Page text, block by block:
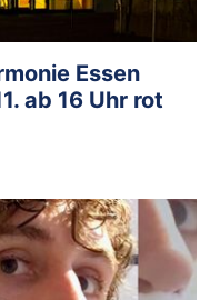
Essen
ab 16 Uhr rot